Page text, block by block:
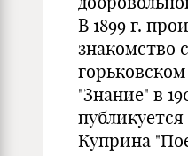
В 1899 г.
знакомство
"Знание" в
Куприна